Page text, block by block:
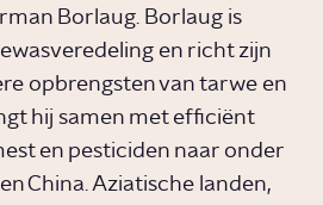
Borlaug. Borlaug is
en richt zijn
opbrengsten van tarwe en
hij samen met efficiënt
en pesticiden naar onder
China. Aziatische landen,